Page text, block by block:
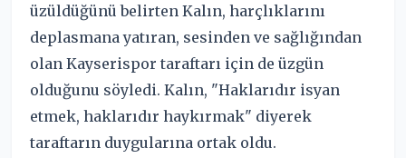
üzüldüğünü belirten Kalın, harçlıklarını
deplasmana yatıran, sesinden ve sağlığından
olan Kayserispor taraftarı için de üzgün
olduğunu söyledi. Kalın, "Haklarıdır isyan
etmek, haklarıdır haykırmak" diyerek
taraftarın duygularına ortak oldu.